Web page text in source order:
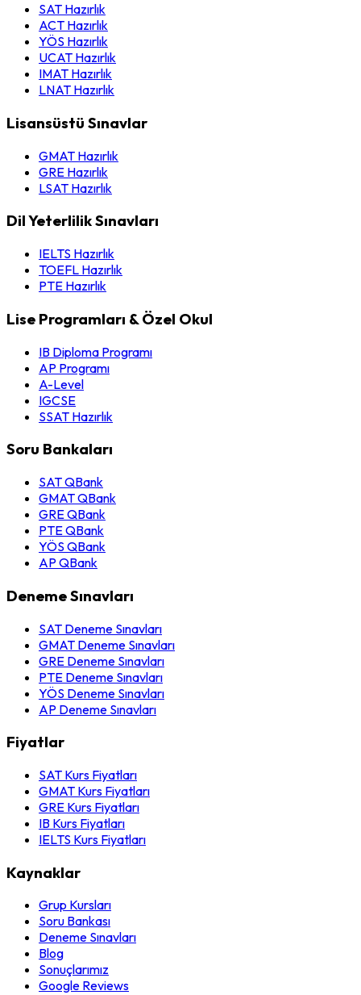
SAT Hazırlık
ACT Hazırlık
YÖS Hazırlık
UCAT Hazırlık
IMAT Hazırlık
LNAT Hazırlık
Lisansüstü Sınavlar
GMAT Hazırlık
GRE Hazırlık
LSAT Hazırlık
Dil Yeterlilik Sınavları
IELTS Hazırlık
TOEFL Hazırlık
PTE Hazırlık
Lise Programları & Özel Okul
IB Diploma Programı
AP Programı
A-Level
IGCSE
SSAT Hazırlık
Soru Bankaları
SAT QBank
GMAT QBank
GRE QBank
PTE QBank
YÖS QBank
AP QBank
Deneme Sınavları
SAT Deneme Sınavları
GMAT Deneme Sınavları
GRE Deneme Sınavları
PTE Deneme Sınavları
YÖS Deneme Sınavları
AP Deneme Sınavları
Fiyatlar
SAT Kurs Fiyatları
GMAT Kurs Fiyatları
GRE Kurs Fiyatları
IB Kurs Fiyatları
IELTS Kurs Fiyatları
Kaynaklar
Grup Kursları
Soru Bankası
Deneme Sınavları
Blog
Sonuçlarımız
Google Reviews